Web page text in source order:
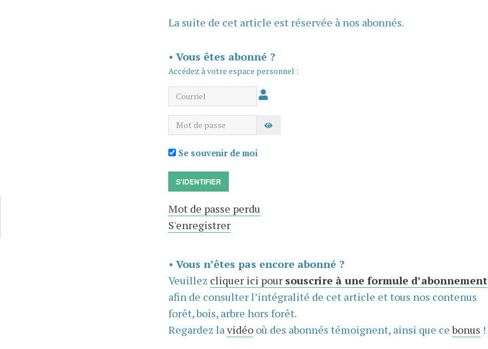
La suite de cet article est réservée à nos abonnés.
• Vous êtes abonné ?
Accédez à votre espace personnel :
Courriel
Mot de passe AFFICHER LE MOT DE PASSE
Se souvenir de moi
S'IDENTIFIER
Mot de passe perdu
S'enregistrer
• Vous n’êtes pas encore abonné ?
Veuillez cliquer ici pour souscrire à une formule d’abonnement
afin de consulter l’intégralité de cet article et tous nos contenus
forêt, bois, arbre hors forêt.
Regardez lavidéooù des abonnés témoignent, ainsi que cebonus !